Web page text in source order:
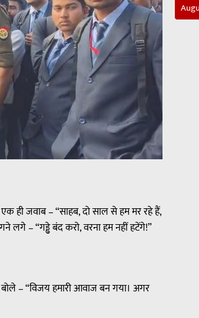
ही जवाब – “साहब, दो साल से हम मर रहे हैं,
लगे – “गड्ढे बंद करो, वरना हम नहीं हटेंगे!”
– “विजय हमारी आवाज बन गया। अगर